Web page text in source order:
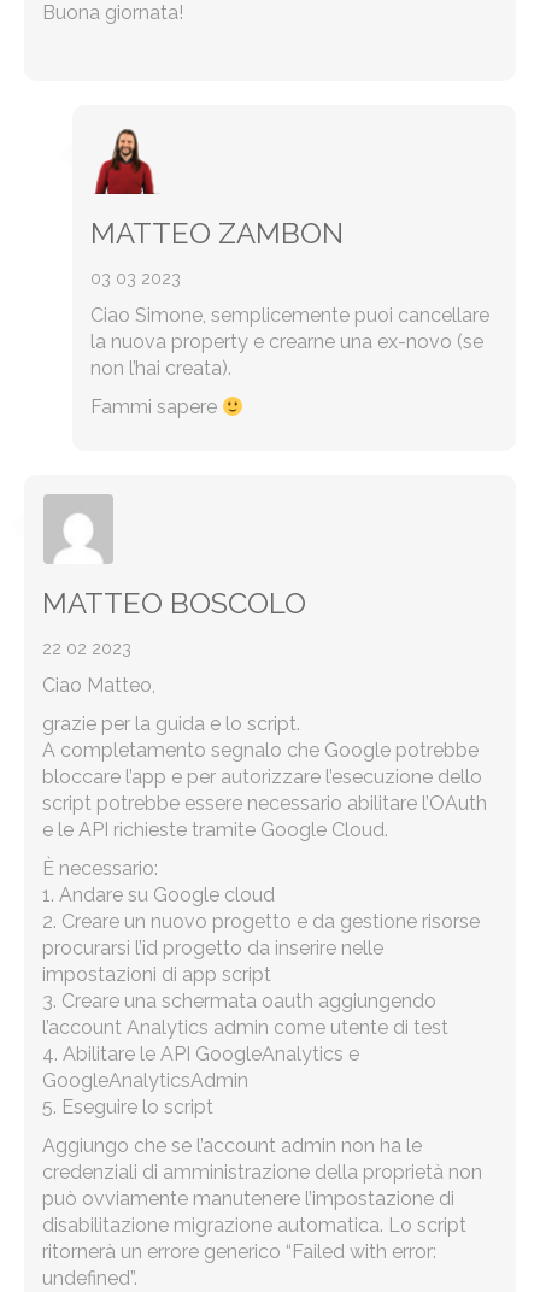
Buona giornata!
MATTEO ZAMBON
03 03 2023
Ciao Simone, semplicemente puoi cancellare
la nuova property e crearne una ex-novo (se
non l’hai creata).
Fammi sapere
MATTEO BOSCOLO
22 02 2023
Ciao Matteo,
grazie per la guida e lo script.
A completamento segnalo che Google potrebbe
bloccare l’app e per autorizzare l’esecuzione dello
script potrebbe essere necessario abilitare l’OAuth
e le API richieste tramite Google Cloud.
È necessario:
1. Andare su Google cloud
2. Creare un nuovo progetto e da gestione risorse
procurarsi l’id progetto da inserire nelle
impostazioni di app script
3. Creare una schermata oauth aggiungendo
l’account Analytics admin come utente di test
4. Abilitare le API GoogleAnalytics e
GoogleAnalyticsAdmin
5. Eseguire lo script
Aggiungo che se l’account admin non ha le
credenziali di amministrazione della proprietà non
può ovviamente manutenere l’impostazione di
disabilitazione migrazione automatica. Lo script
ritornerà un errore generico “Failed with error:
undefined”.